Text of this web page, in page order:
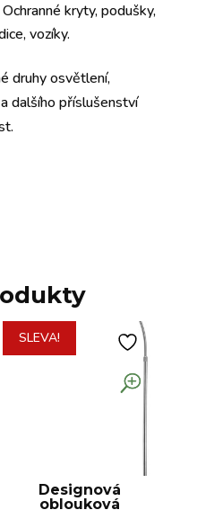
kryty, podušky,
vozíky.
druhy osvětlení,
dalšího příslušenství
SLEVA!
Designová
oblouková